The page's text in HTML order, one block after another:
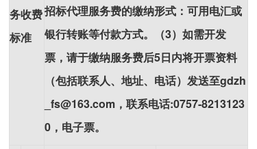
务收费
标准
招标代理服务费的缴纳形式：可用电汇或
银行转账等付款方式。（3）如需开发
票，请于缴纳服务费后5日内将开票资料
（包括联系人、地址、电话）发送至gdzh
_fs@163.com，联系电话:0757-8213123
0 ，电子票。